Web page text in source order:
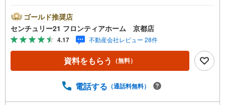
方ができる5LDK 特徴・業務スーパー御陵店まで徒歩9分で
毎日のお買い物もらくらく！・浴室、洗面室には窓がある
のでこまめに換気ができ気持ちよくお使いいただけます・
玄関ホールは吹抜けになっており明るく開放感があります
立地・陵ヶ丘小学校まで徒歩約10分・花山中学校まで徒歩
約17分 弊社が選ばれる理由 1.お金の扱い方のプロ、ファイ
などにも対応できる売却専門チームあり！3.たくさんの銀
ゴールド推奨店
センチュリー21 フロンティアホーム 京都店
4.17 不動産会社レビュー 28件
資料をもらう （無料）
電話する （通話料無料）